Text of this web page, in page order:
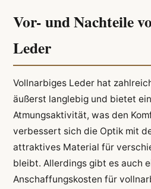
Vor- und Nachteile
Leder
Vollnarbiges Leder hat
äußerst langlebig und bietet
Atmungsaktivität, was den
verbessert sich die Optik mit
attraktives Material für
bleibt. Allerdings gibt es auch
Anschaffungskosten für